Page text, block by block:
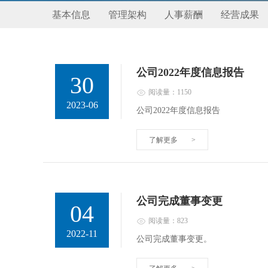
基本信息 管理架构 人事薪酬 经营成果
30
2023-06
公司2022年度信息报告
阅读量：1150
公司2022年度信息报告
了解更多 >
04
2022-11
公司完成董事变更
阅读量：823
公司完成董事变更。